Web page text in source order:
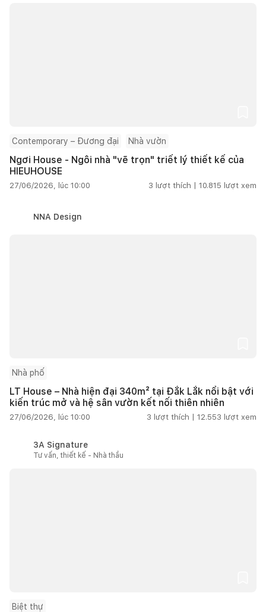
Contemporary – Đương đại Nhà vườn
Ngơi House - Ngôi nhà "vẽ trọn" triết lý thiết kế của
HIEUHOUSE
27/06/2026, lúc 10:00 3 lượt thích | 10.815 lượt xem
NNA Design
Nhà phố
LT House – Nhà hiện đại 340m² tại Đắk Lắk nổi bật với
kiến trúc mở và hệ sân vườn kết nối thiên nhiên
27/06/2026, lúc 10:00 3 lượt thích | 12.553 lượt xem
3A Signature
Tư vấn, thiết kế - Nhà thầu
Biệt thự